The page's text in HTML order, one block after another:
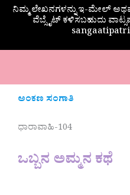
ನಿಮ್ಮ ಲೇಖನಗಳನ್ನು ಇ-ಮೇಲ್
ವೆಬ್ಸೈಟ್ ಕಳಿಸಬಹುದು
ಅಂಕಣ ಸಂಗಾತಿ
ಧಾರಾವಾಹಿ-104
ಒಬ್ಬನ ಅಮ್ಮನ ಕಥೆ